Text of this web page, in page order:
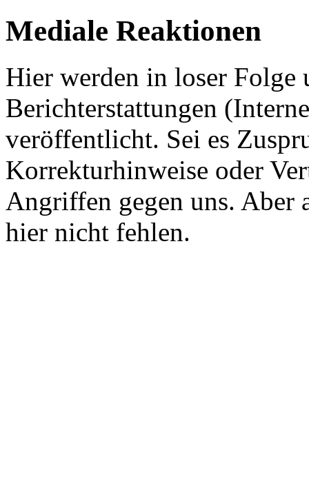
Mediale Reaktionen
Hier werden in loser Folge
Berichterstattungen
veröffentlicht. Sei es
Korrekturhinweise oder
Angriffen gegen uns. Aber
hier nicht fehlen.